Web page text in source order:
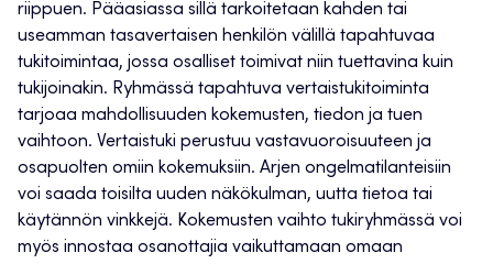
riippuen. Pääasiassa sillä tarkoitetaan kahden tai
useamman tasavertaisen henkilön välillä tapahtuvaa
tukitoimintaa, jossa osalliset toimivat niin tuettavina kuin
tukijoinakin. Ryhmässä tapahtuva vertaistukitoiminta
tarjoaa mahdollisuuden kokemusten, tiedon ja tuen
vaihtoon. Vertaistuki perustuu vastavuoroisuuteen ja
osapuolten omiin kokemuksiin. Arjen ongelmatilanteisiin
voi saada toisilta uuden näkökulman, uutta tietoa tai
käytännön vinkkejä. Kokemusten vaihto tukiryhmässä voi
myös innostaa osanottajia vaikuttamaan omaan